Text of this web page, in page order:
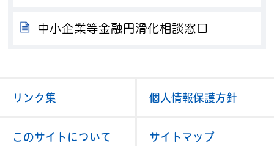
中小企業等金融円滑化相談窓口
リンク集 個人情報保護方針
このサイトについて サイトマップ